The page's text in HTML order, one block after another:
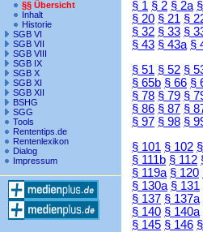
§§ Übersicht
Inhalt
Historie
SGB VI
SGB VII
SGB VIII
SGB IX
SGB X
SGB XI
SGB XII
BSHG
SGG
Tools
Rententips.de
Rentenlexikon
Dialog
Impressum
§ 1 § 2 § 2a
§ 20 § 21 §
§ 32 § 33 §
§ 43 § 43a §
§ 51 § 52 §
§ 65b § 66 §
§ 78 § 79 §
§ 86 § 87 §
§ 97 § 98 §
§ 101 § 102
§ 111b § 112
§ 119a § 120
§ 130a § 131
§ 137 § 137a
§ 140 § 140a
§ 145 § 146